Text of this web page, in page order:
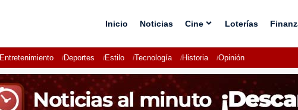
Inicio Noticias Cine Loterías
Entretenimiento Deportes Estilo Tecnología Historia Opinión